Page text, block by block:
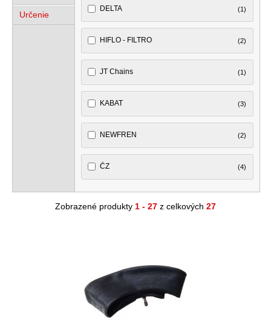
Určenie
DELTA (1)
HIFLO - FILTRO (2)
JT Chains (1)
KABAT (3)
NEWFREN (2)
ČZ (4)
Zobrazené produkty 1 - 27 z celkových 27